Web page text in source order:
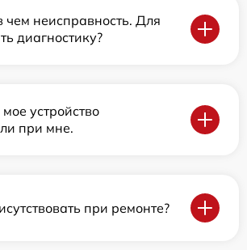
неисправность. Для
диагностику?
устройство
при мне.
при ремонте?